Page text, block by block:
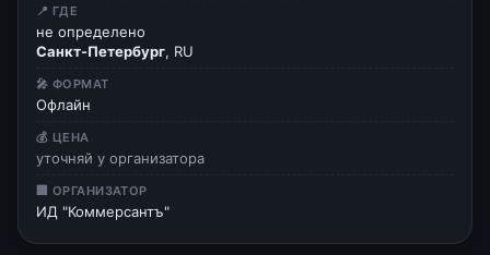
📍 ГДЕ
не определено
Санкт-Петербург, RU
🎤 ФОРМАТ
Офлайн
💰 ЦЕНА
уточняй у организатора
🏢 ОРГАНИЗАТОР
ИД "Коммерсантъ"